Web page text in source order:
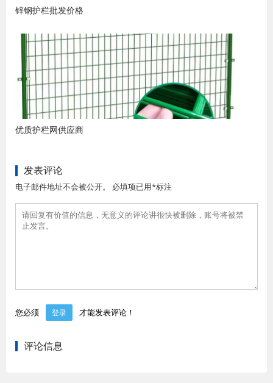
锌钢护栏批发价格
优质护栏网供应商
发表评论
电子邮件地址不会被公开。 必填项已用*标注
您必须 登录 才能发表评论！
评论信息